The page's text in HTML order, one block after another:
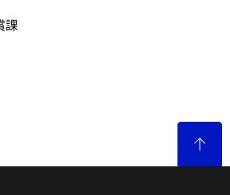
課